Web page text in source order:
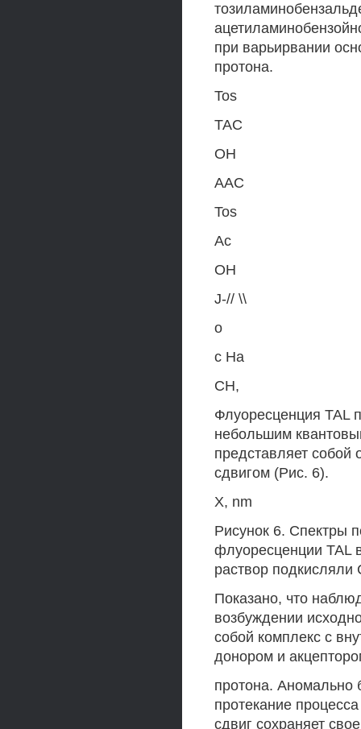
при варьирвании
протона.
Tos
TAC
ОН
ААС
Tos
Ас
ОН
J-// \\
о
с На
СН,
Флуоресценция TAL
небольшим
представляет
сдвигом (Рис. 6).
X, nm
Рисунок 6. Спектры
флуоресценции TAL
раствор
Показано, что
возбуждении
собой комплекс с
донором и
протона. Аномально
протекание
сдвиг сохраняет